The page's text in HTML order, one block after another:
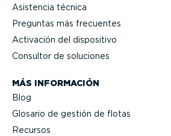
Asistencia técnica
Preguntas más frecuentes
Activación del dispositivo
Consultor de soluciones
MÁS INFORMACIÓN
Blog
Glosario de gestión de flotas
Recursos